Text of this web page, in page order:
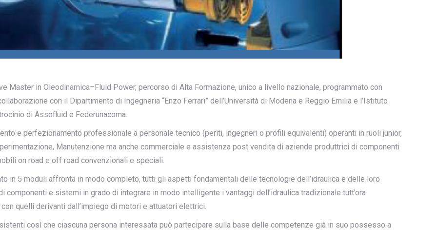
Master in Oleodinamica–Fluid Power, percorso di Alta Formazione, unico a livello nazionale, programmato con
con il Dipartimento di Ingegneria “Enzo Ferrari” dell’Università di Modena e Reggio Emilia e l’Istituto
di Assofluid e Federunacoma.
e perfezionamento professionale a personale tecnico (periti, ingegneri o profili equivalenti) operanti in ruoli junior,
Manutenzione ma anche commerciale e assistenza post vendita di aziende produttrici di componenti
on road e off road convenzionali e speciali.
in 5 moduli affronta in modo completo, tutti gli aspetti fondamentali delle tecnologie dell’idraulica e delle loro
componenti e sistemi in grado di integrare in modo intelligente i vantaggi dell’idraulica tradizionale tutt’ora
quelli derivanti dall’impiego di motori e attuatori elettrici.
così che ciascuna persona interessata può partecipare sulla base delle competenze già in suo possesso a